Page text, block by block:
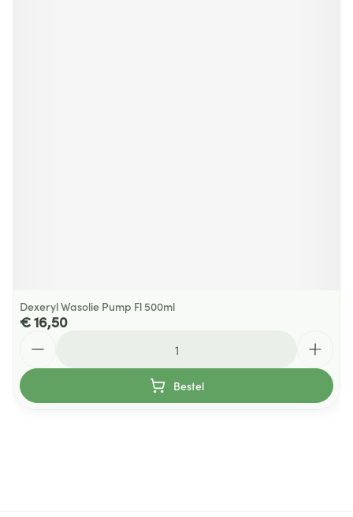
Dexeryl Wasolie Pump Fl 500ml
€ 16,50
Bestel